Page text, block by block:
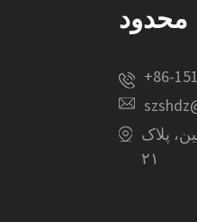
محدود
‎+86-
پلاک
۲۱